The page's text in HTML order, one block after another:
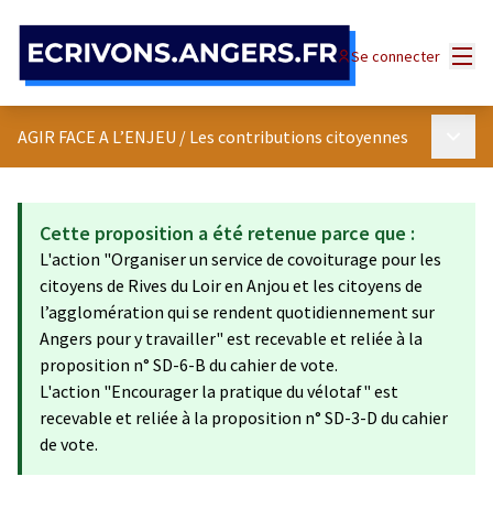
Se connecter
AGIR FACE A L’ENJEU / Les contributions citoyennes
Cette proposition a été retenue parce que :
L'action "Organiser un service de covoiturage pour les
citoyens de Rives du Loir en Anjou et les citoyens de
l’agglomération qui se rendent quotidiennement sur
Angers pour y travailler" est recevable et reliée à la
proposition n° SD-6-B du cahier de vote.
L'action "Encourager la pratique du vélotaf" est
recevable et reliée à la proposition n° SD-3-D du cahier
de vote.